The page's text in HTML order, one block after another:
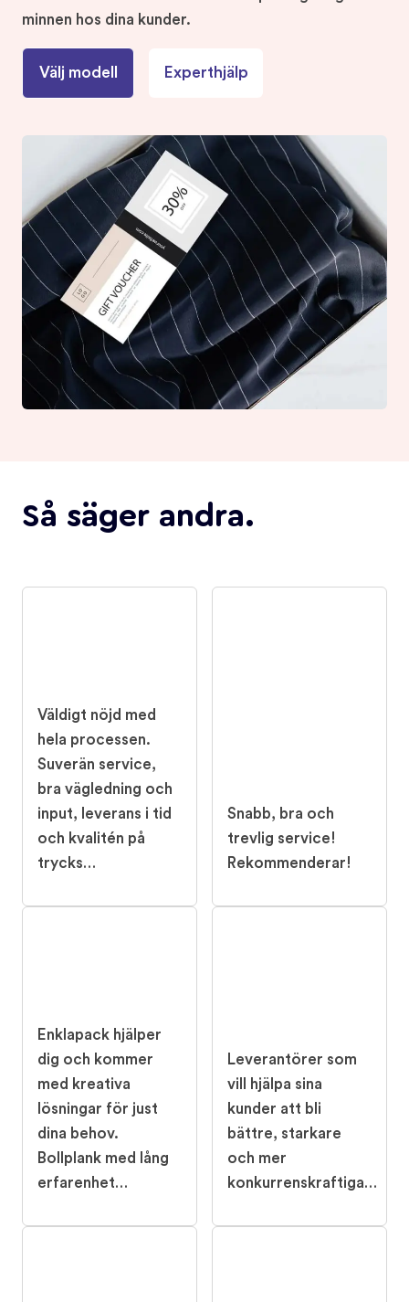
minnen hos dina kunder.
Välj modell Experthjälp
Så säger andra.
Väldigt nöjd med
hela processen.
Suverän service,
bra vägledning och
input, leverans i tid
och kvalitén på
trycks…
Enklapack hjälper
dig och kommer
med kreativa
lösningar för just
dina behov.
Bollplank med lång
erfarenhet…
Snabb, bra och
trevlig service!
Rekommenderar!
Leverantörer som
vill hjälpa sina
kunder att bli
bättre, starkare
och mer
konkurrenskraftiga…